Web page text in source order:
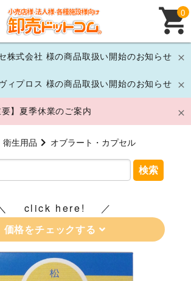
株式会社 様の商品取扱い開始のお知らせ
ィプロス 様の商品取扱い開始のお知らせ
要】夏季休業のご案内
0
衛生用品 オブラート・カプセル
検索
click here!
価格をチェックする